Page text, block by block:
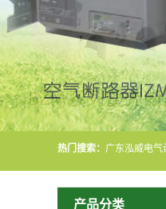
热门搜索：
产品分类